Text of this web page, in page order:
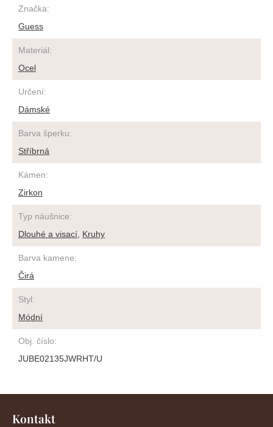
Značka:
Guess
Materiál:
Ocel
Určení:
Dámské
Barva šperku:
Stříbrná
Kámen:
Zirkon
Typ náušnice:
Dlouhé a visací Kruhy
Barva kamene:
Čirá
Styl:
Módní
Obj. číslo:
JUBE02135JWRHT/U
Kontakt